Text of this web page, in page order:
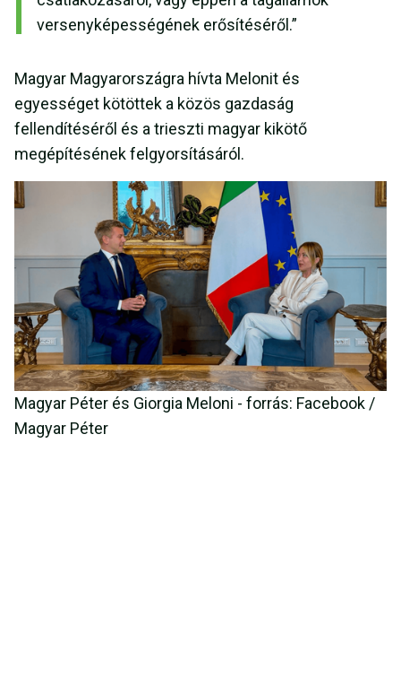
versenyképességének erősítéséről.”
Magyar Magyarországra hívta Melonit és
egyességet kötöttek a közös gazdaság
fellendítéséről és a trieszti magyar kikötő
megépítésének felgyorsításáról.
Magyar Péter és Giorgia Meloni - forrás: Facebook /
Magyar Péter